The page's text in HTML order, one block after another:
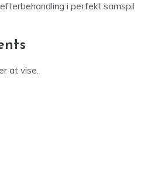
i perfekt samspil
at vise.